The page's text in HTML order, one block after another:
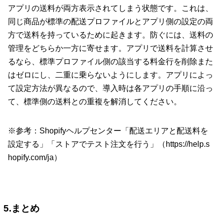
アプリの送料が両方表示されてしまう状態です。これは、
同じ商品が標準の配送プロファイルとアプリ側の設定の両
方で送料を持っているために起きます。防ぐには、送料の
管理をどちらか一方に寄せます。アプリで送料を計算させ
るなら、標準プロファイル側の該当する料金行を削除また
はゼロにし、二重に乗らないようにします。アプリによっ
て設定方法が異なるので、導入時は各アプリの手順に沿っ
て、標準側の送料との重複を解消してください。
※参考：Shopifyヘルプセンター「配送エリアと配送料を
設定する」「ストアでテスト注文を行う」（ https://help.s
hopify.com/ja）
5.まとめ